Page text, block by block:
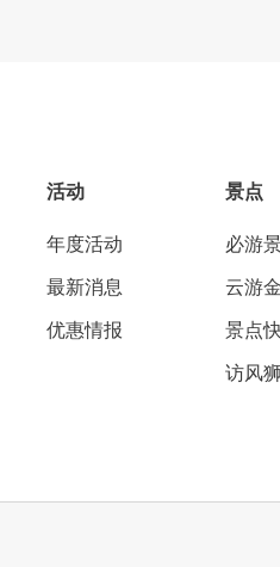
活动
年度活动
最新消息
优惠情报
景点
必游
云游
景点
访风